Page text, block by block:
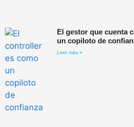
El gestor que cuenta
un copiloto de
Leer más »